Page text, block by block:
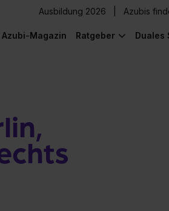
Ausbildung 2026 Azubis
Azubi-Magazin Ratgeber Duales